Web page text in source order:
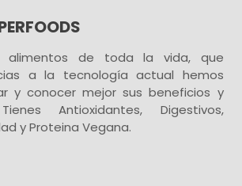
alimentos de toda la vida, que
a la tecnología actual hemos
y conocer mejor sus beneficios y
Antioxidantes, Digestivos,
y Proteina Vegana.